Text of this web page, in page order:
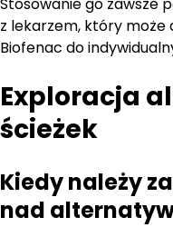
Stosowanie go zawsze
z lekarzem, który
Biofenac do
Exploracja
ścieżek
Kiedy należy
nad